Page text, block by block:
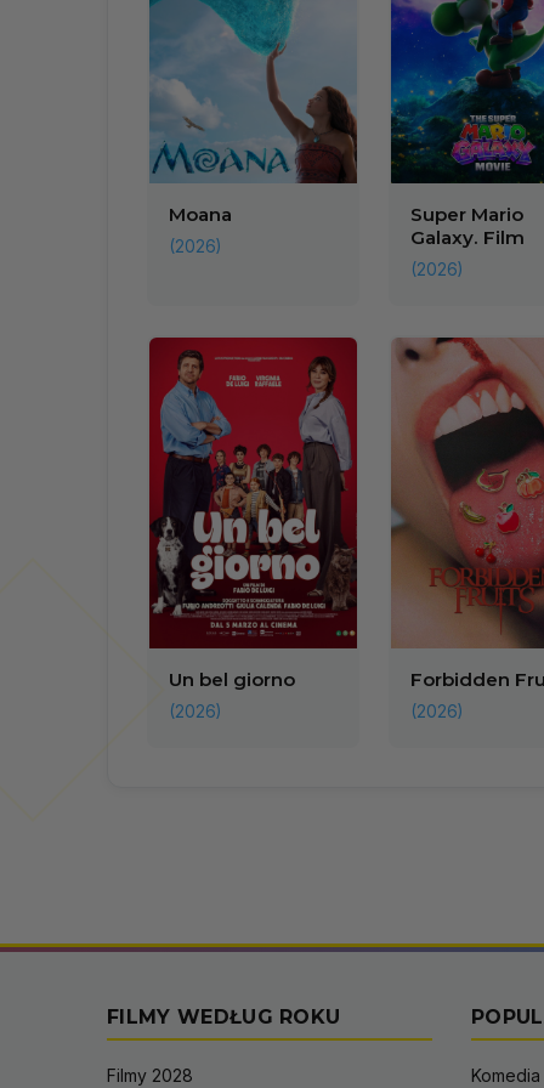
Moana
(2026)
Super Mario
Galaxy. Film
(2026)
Un bel giorno
(2026)
Forbidden
(2026)
FILMY WEDŁUG ROKU
Filmy 2028 Komedia